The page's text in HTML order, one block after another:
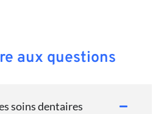
aux questions
soins dentaires